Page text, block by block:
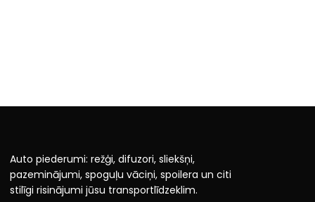
Auto piederumi: režģi, difuzori, sliekšņi,
pazeminājumi, spoguļu vāciņi, spoilera un citi
stilīgi risinājumi jūsu transportlīdzeklim.